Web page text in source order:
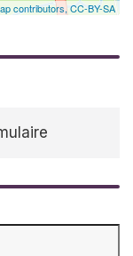
contributors,CC-BY-SA